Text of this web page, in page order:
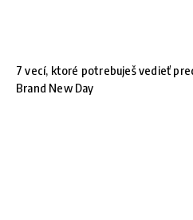
7 vecí, ktoré potrebuješ vedieť
Brand New Day